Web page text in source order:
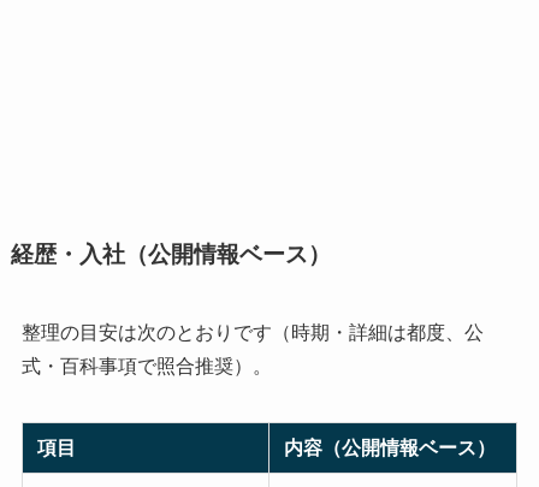
経歴・入社（公開情報ベース）
整理の目安は次のとおりです（時期・詳細は都度、公
式・百科事項で照合推奨）。
項目 内容（公開情報ベース）